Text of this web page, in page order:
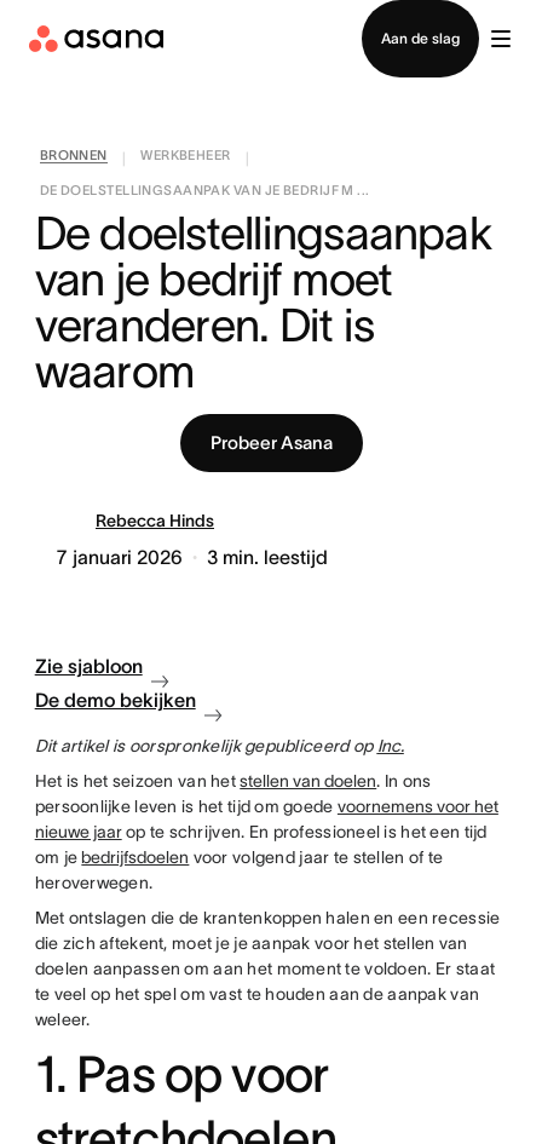
Aan de slag
Contact opnemen met verkoop
BRONNEN WERKBEHEER
DE DOELSTELLINGSAANPAK VAN JE BEDRIJF M ...
De doelstellingsaanpak
van je bedrijf moet
veranderen. Dit is
waarom
Probeer Asana
Rebecca Hinds
7 januari 2026 3 min. leestijd
Zie sjabloon
De demo bekijken
Dit artikel is oorspronkelijk gepubliceerd op Inc.
Het is het seizoen van hetstellen van doelen. In ons
persoonlijke leven is het tijd om goede voornemens voor het
nieuwe jaarop te schrijven. En professioneel is het een tijd
om je bedrijfsdoelen voor volgend jaar te stellen of te
heroverwegen.
Met ontslagen die de krantenkoppen halen en een recessie
die zich aftekent, moet je je aanpak voor het stellen van
doelen aanpassen om aan het moment te voldoen. Er staat
te veel op het spel om vast te houden aan de aanpak van
weleer.
1. Pas op voor